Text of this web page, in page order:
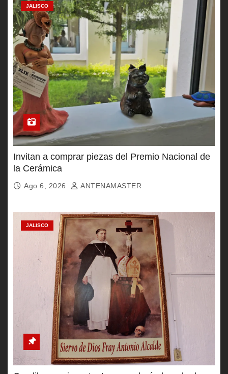
JALISCO
Invitan a comprar piezas del Premio Nacional de
la Cerámica
Ago 6, 2026 ANTENAMASTER
JALISCO